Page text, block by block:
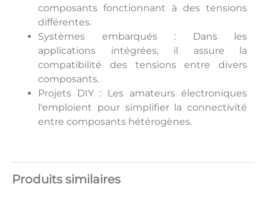
composants fonctionnant à des tensions
différentes.
Systèmes embarqués : Dans les
applications intégrées, il assure la
compatibilité des tensions entre divers
composants.
Projets DIY : Les amateurs électroniques
l'emploient pour simplifier la connectivité
entre composants hétérogènes.
Produits similaires